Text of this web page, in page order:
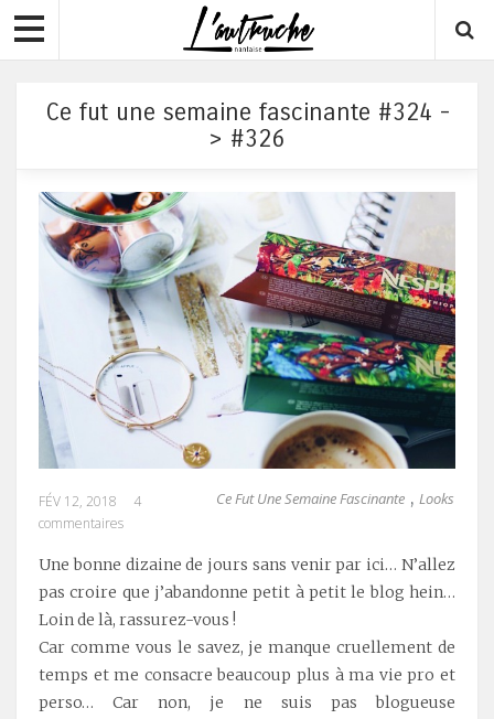
Ce fut une semaine fascinante #324 -
> #326
Ce Fut Une Semaine Fascinante , Looks
FÉV 12, 2018
4
commentaires
Une bonne dizaine de jours sans venir par ici… N’allez
pas croire que j’abandonne petit à petit le blog hein…
Loin de là, rassurez-vous !
Car comme vous le savez, je manque cruellement de
temps et me consacre beaucoup plus à ma vie pro et
perso… Car non, je ne suis pas blogueuse